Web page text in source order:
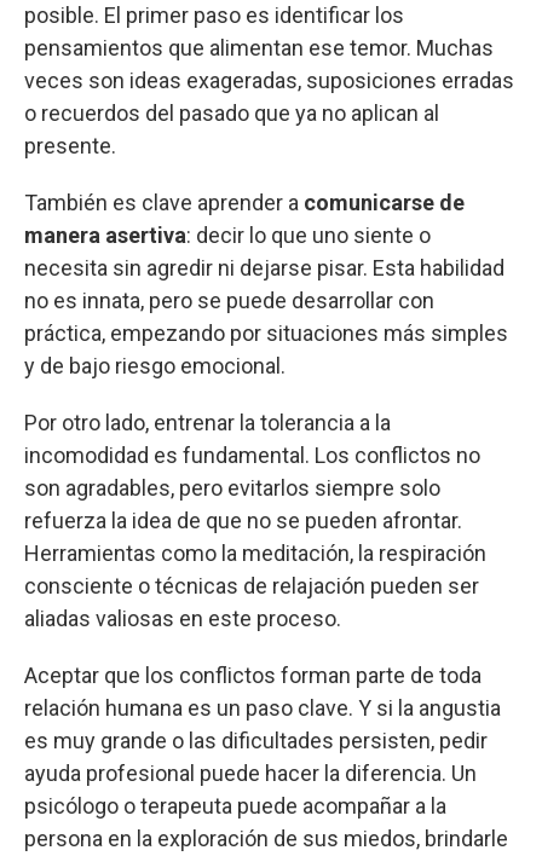
posible. El primer paso es identificar los
pensamientos que alimentan ese temor. Muchas
veces son ideas exageradas, suposiciones erradas
o recuerdos del pasado que ya no aplican al
presente.
También es clave aprender a comunicarse de
manera asertiva: decir lo que uno siente o
necesita sin agredir ni dejarse pisar. Esta habilidad
no es innata, pero se puede desarrollar con
práctica, empezando por situaciones más simples
y de bajo riesgo emocional.
Por otro lado, entrenar la tolerancia a la
incomodidad es fundamental. Los conflictos no
son agradables, pero evitarlos siempre solo
refuerza la idea de que no se pueden afrontar.
Herramientas como la meditación, la respiración
consciente o técnicas de relajación pueden ser
aliadas valiosas en este proceso.
Aceptar que los conflictos forman parte de toda
relación humana es un paso clave. Y si la angustia
es muy grande o las dificultades persisten, pedir
ayuda profesional puede hacer la diferencia. Un
psicólogo o terapeuta puede acompañar a la
persona en la exploración de sus miedos, brindarle